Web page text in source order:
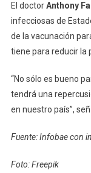
El doctorAnthony
infecciosas de
de la vacunación
tiene para reducir la
“No sólo es bueno
tendrá una
en nuestro país”,
Fuente: Infobae con
Foto: Freepik